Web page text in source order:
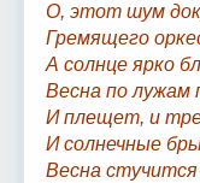
О, этот шум
Гремящего
А солнце ярко
Весна по
И плещет, и
И солнечные
Весна